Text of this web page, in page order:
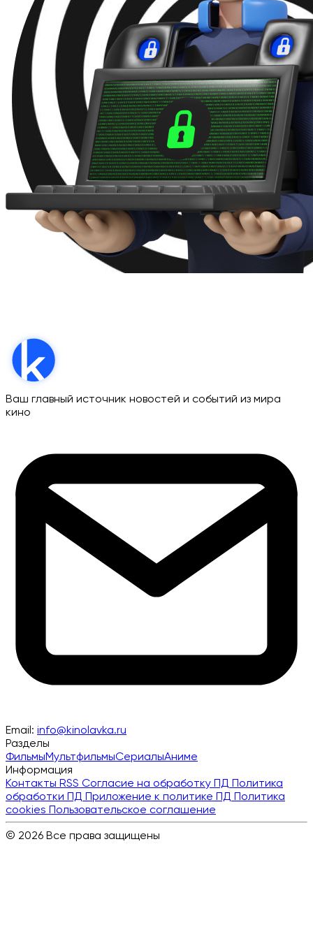
Ваш главный источник новостей и событий из мира
кино
Email: info@kinolavka.ru
Разделы
ФильмыМультфильмыСериалыАниме
Информация
Контакты RSS Согласие на обработку ПД Политика
обработки ПД Приложение к политике ПД Политика
cookies Пользовательское соглашение
© 2026 Все права защищены